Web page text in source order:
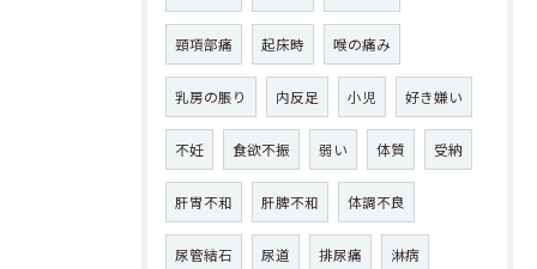
頸項部痛 起床時 喉の痛み
乳房の脹り 内反足 小児 好き嫌い
不妊 食欲不振 弱い 体質 受納
肝胃不和 肝脾不和 体調不良
尿管結石 尿道 排尿痛 淋病